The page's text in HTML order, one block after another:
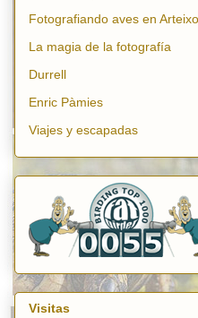
Fotografiando aves en Arteixo
La magia de la fotografía
Durrell
Enric Pàmies
Viajes y escapadas
Visitas